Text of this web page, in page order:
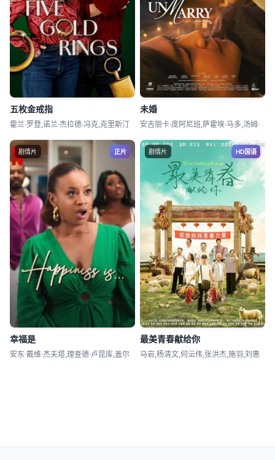
五枚金戒指
霍兰·罗登,诺兰·杰拉德·冯克,克里斯汀
未婚
安吉丽卡·庞阿尼班,萨霍埃·马多,汤姆·
剧情片 正片
幸福是
安东·戴维·杰夫塔,理查德·卢昆库,盖尔
剧情片 HD国语
最美青春献给你
马岩,杨清文,何沄伟,张洪杰,施羽,刘惠